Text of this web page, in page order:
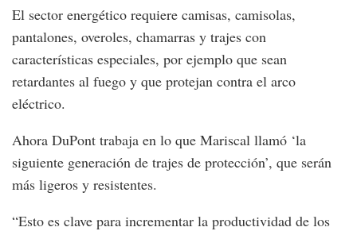
El sector energético requiere camisas, camisolas,
pantalones, overoles, chamarras y trajes con
características especiales, por ejemplo que sean
retardantes al fuego y que protejan contra el arco
eléctrico.
Ahora DuPont trabaja en lo que Mariscal llamó ‘la
siguiente generación de trajes de protección’, que serán
más ligeros y resistentes.
“Esto es clave para incrementar la productividad de los